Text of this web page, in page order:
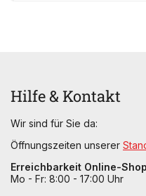
Hilfe & Kontakt
Wir sind für Sie da:
Öffnungszeiten unserer
Erreichbarkeit Online-
Mo - Fr: 8:00 - 17:00 Uhr